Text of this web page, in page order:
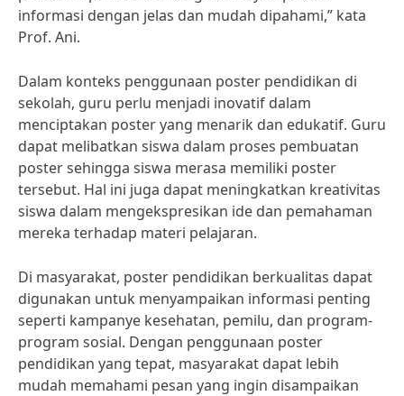
informasi dengan jelas dan mudah dipahami,” kata
Prof. Ani.
Dalam konteks penggunaan poster pendidikan di
sekolah, guru perlu menjadi inovatif dalam
menciptakan poster yang menarik dan edukatif. Guru
dapat melibatkan siswa dalam proses pembuatan
poster sehingga siswa merasa memiliki poster
tersebut. Hal ini juga dapat meningkatkan kreativitas
siswa dalam mengekspresikan ide dan pemahaman
mereka terhadap materi pelajaran.
Di masyarakat, poster pendidikan berkualitas dapat
digunakan untuk menyampaikan informasi penting
seperti kampanye kesehatan, pemilu, dan program-
program sosial. Dengan penggunaan poster
pendidikan yang tepat, masyarakat dapat lebih
mudah memahami pesan yang ingin disampaikan